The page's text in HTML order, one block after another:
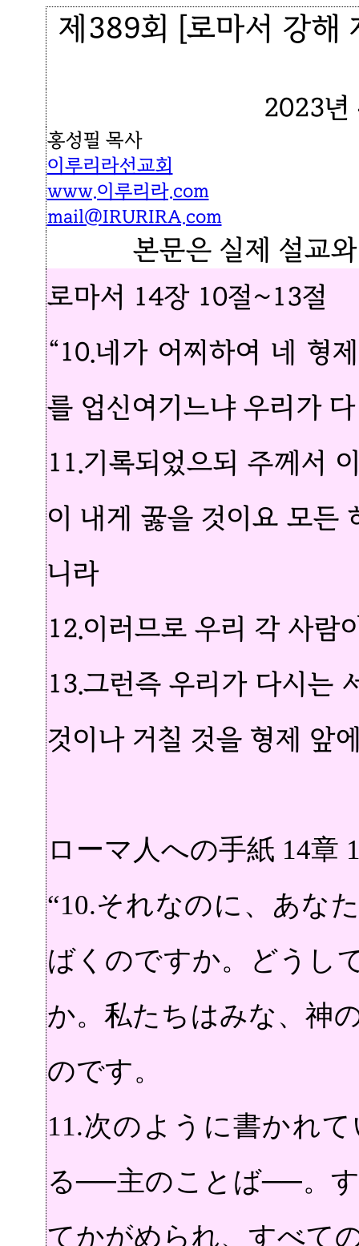
제389회 [로마서 강해
2023년
홍성필 목사
이루리라선교회
www.이루리라.com
mail@IRURIRA.com
본문은 실제 설교
로마서 14장 10절~13절
“10.네가 어찌하여 네 형
를 업신여기느냐 우리가
11.기록되었으되 주께서
이 내게 꿇을 것이요 모든
니라
12.이러므로 우리 각 사람
13.그런즉 우리가 다시는
것이나 거칠 것을 형제 앞
ローマ人への手紙 14章
“10.それなのに、あな
ばくのですか。どうし
か。私たちはみな、神
のです。
11.次のように書かれ
る──主のことば──。
てかがめられ、すべて